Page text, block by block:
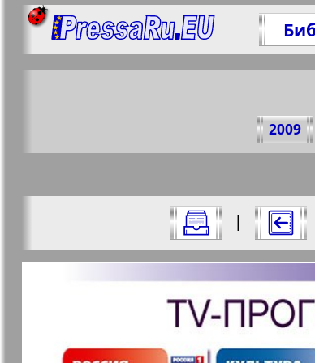
2009
Все номера журнала
|
Страницы
1
Апельсин